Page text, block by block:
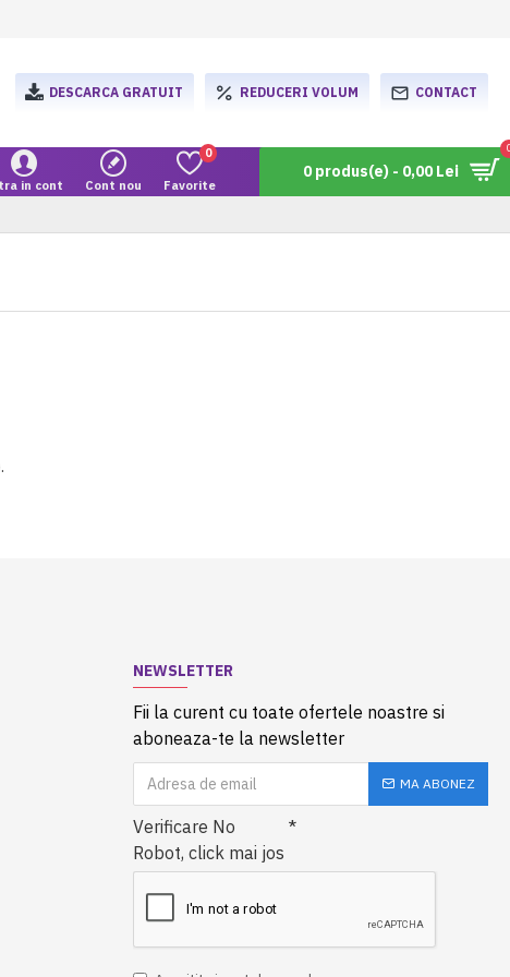
DESCARCA GRATUIT REDUCERI VOLUM CONTACT
in cont Cont nou Favorite
0
0 produs(e) - 0,00 Lei
NEWSLETTER
Fii la curent cu toate ofertele noastre si
aboneaza-te la newsletter
MA ABONEZ
Verificare No
Robot, click mai jos